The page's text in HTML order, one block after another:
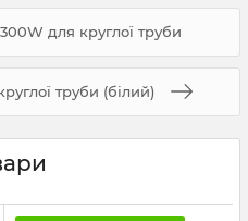
для круглої труби
труби (білий)